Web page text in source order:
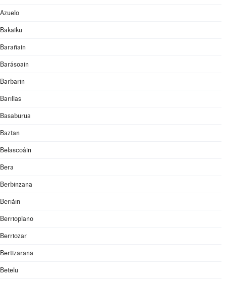
Azuelo
Bakaiku
Barañain
Barásoain
Barbarin
Barillas
Basaburua
Baztan
Belascoáin
Bera
Berbinzana
Beriáin
Berrioplano
Berriozar
Bertizarana
Betelu